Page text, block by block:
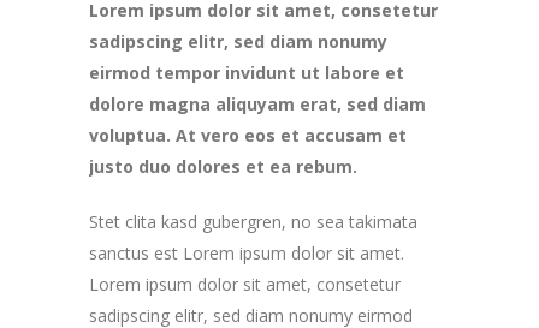
Lorem ipsum dolor sit amet, consetetur
sadipscing elitr, sed diam nonumy
eirmod tempor invidunt ut labore et
dolore magna aliquyam erat, sed diam
voluptua. At vero eos et accusam et
justo duo dolores et ea rebum.
Stet clita kasd gubergren, no sea takimata
sanctus est Lorem ipsum dolor sit amet.
Lorem ipsum dolor sit amet, consetetur
sadipscing elitr, sed diam nonumy eirmod